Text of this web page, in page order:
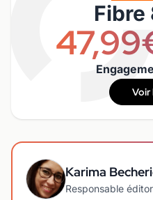
Fibre
Karima
Responsable